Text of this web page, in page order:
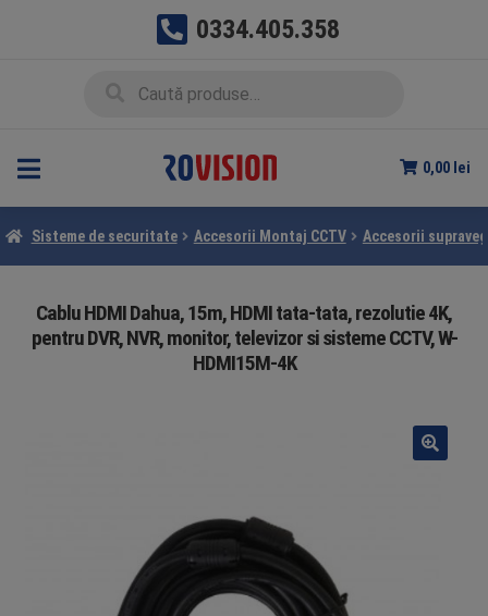
0334.405.358
0,00 lei
Sisteme de securitate Accesorii Montaj CCTV Accesorii
Cablu HDMI Dahua, 15m, HDMI tata-tata, rezolutie 4K,
pentru DVR, NVR, monitor, televizor si sisteme CCTV, W-
HDMI15M-4K